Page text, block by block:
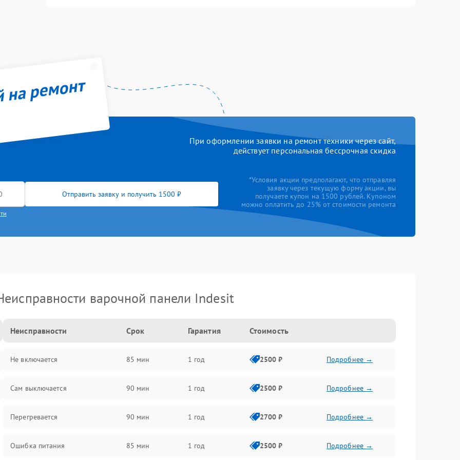
ремонт
При оформлении заявки на ремонт техники через сайт,
действует персональная бессрочная скидка
Отправить заявку и получить 1500 ₽
*Условия акции предполагают, что отправляя
заявку через текущую форму акции, вы
получаете купон на 1500 рублей. Купоном
можно оплатить до 25% от стоимости ремонта
варочной панели Indesit
Неисправности Срок Гарантия Стоимость
Не включается 85 мин 1 год 2500 ₽ Подробнее →
Сам выключается 90 мин 1 год 2500 ₽ Подробнее →
Перегревается 90 мин 1 год 2700 ₽ Подробнее →
Ошибка питания 85 мин 1 год 2500 ₽ Подробнее →